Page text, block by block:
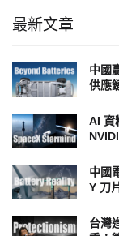
最新文章
中國
供應
AI 資
中國
Y 刀
台灣